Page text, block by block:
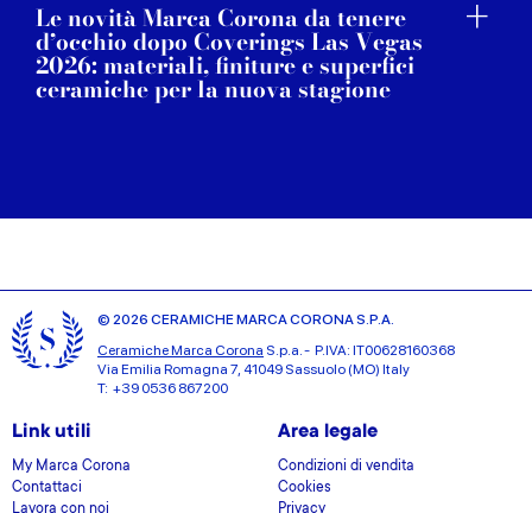
Le novità Marca Corona da tenere
d’occhio dopo Coverings Las Vegas
2026: materiali, finiture e superfici
ceramiche per la nuova stagione
© 2026 CERAMICHE MARCA CORONA S.P.A.
Ceramiche Marca Corona S.p.a. - P.IVA: IT00628160368
Via Emilia Romagna 7, 41049 Sassuolo (MO) Italy
T: +39 0536 867200
Link utili
My Marca Corona
Contattaci
Lavora con noi
Area legale
Condizioni di vendita
Cookies
Privacy